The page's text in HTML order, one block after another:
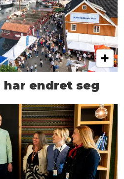
har endret seg